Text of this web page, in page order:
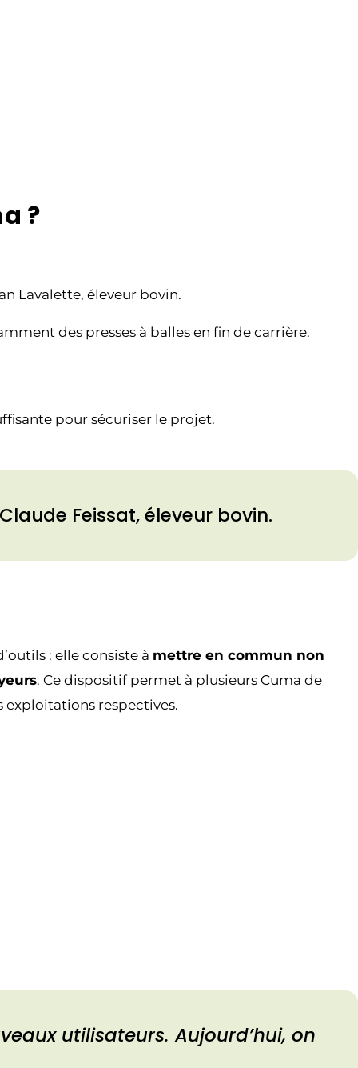
?
Lavalette, éleveur bovin.
des presses à balles en fin de carrière.
pour sécuriser le projet.
Feissat, éleveur bovin.
: elle consiste à mettre en commun non
. Ce dispositif permet à plusieurs Cuma de
exploitations respectives.
utilisateurs. Aujourd’hui, on